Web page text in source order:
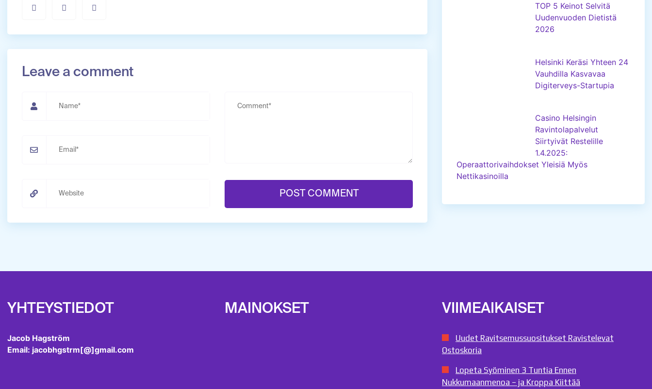
Leave a comment
TOP 5 Keinot Selvitä
Uudenvuoden Dietistä
2026
Helsinki Keräsi Yhteen 24
Vauhdilla Kasvavaa
Digiterveys-Startupia
Casino Helsingin
Ravintolapalvelut
Siirtyivät Restelille
1.4.2025:
Operaattorivaihdokset Yleisiä Myös
Nettikasinoilla
YHTEYSTIEDOT
Jacob Hagström
Email: jacobhgstrm[@]gmail.com
MAINOKSET VIIMEAIKAISET
Uudet Ravitsemussuositukset Ravistelevat
Ostoskoria
Lopeta Syöminen 3 Tuntia Ennen
Nukkumaanmenoa – ja Kroppa Kiittää